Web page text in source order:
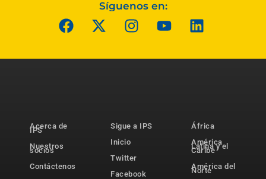
Síguenos en:
Acerca de
IPS
Nuestros
socios
Contáctenos
Sigue a IPS
Inicio
Twitter
Facebook
África
América
Latina y el
Caribe
América del
Norte